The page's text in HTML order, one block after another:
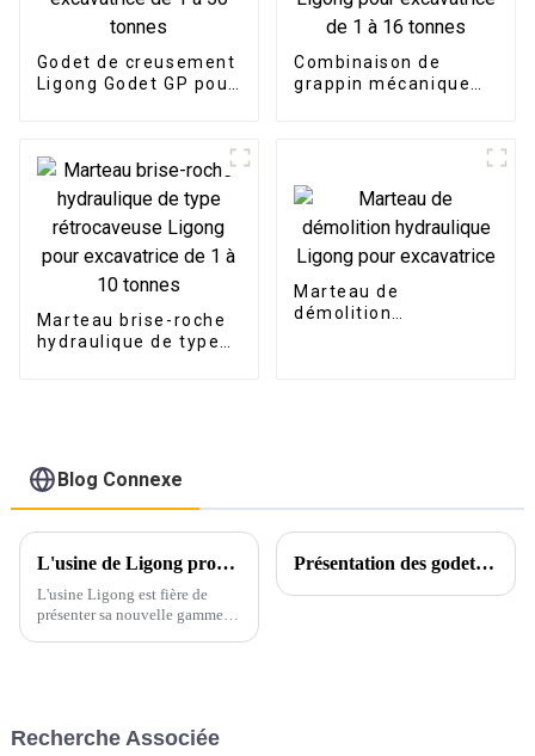
Godet de creusement
Ligong Godet GP pour
Combinaison de
grappin mécanique
Marteau brise-roche
hydraulique de type
Marteau de
démolition
Blog Connexe
L'usine de Ligong propose des râteaux d'excavatrice de qualité supérieure avec personnalisation et assurance de haute qualité
L'usine Ligong est fière de
présenter sa nouvelle gamme
offrir des performances
Présentation des godets d'excavatrice Ligong pour chargeuses-pelleteuses JCB CASE
Recherche Associée